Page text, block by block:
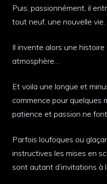
Puis, passionnément, il
tout neuf, une nouvelle vie.
Il invente alors une
atmosphère…
Et voila une longue et
commence pour quelques
patience et passion ne
Parfois loufoques ou
instructives les mises en
sont autant d’invitations à